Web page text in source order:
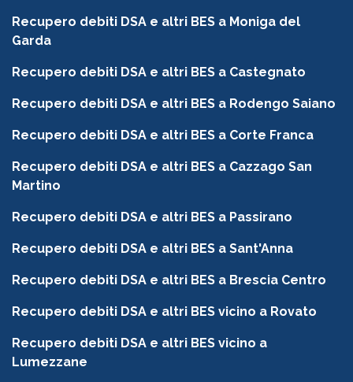
Recupero debiti DSA e altri BES a Moniga del
Garda
Recupero debiti DSA e altri BES a Castegnato
Recupero debiti DSA e altri BES a Rodengo Saiano
Recupero debiti DSA e altri BES a Corte Franca
Recupero debiti DSA e altri BES a Cazzago San
Martino
Recupero debiti DSA e altri BES a Passirano
Recupero debiti DSA e altri BES a Sant'Anna
Recupero debiti DSA e altri BES a Brescia Centro
Recupero debiti DSA e altri BES vicino a Rovato
Recupero debiti DSA e altri BES vicino a
Lumezzane